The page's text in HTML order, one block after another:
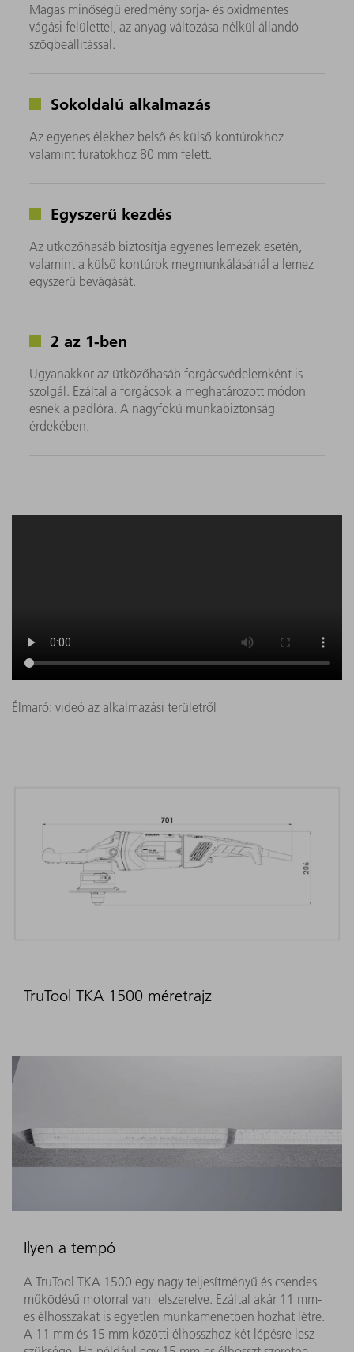
Magas minőségű eredmény sorja- és oxidmentes
vágási felülettel, az anyag változása nélkül állandó
szögbeállítással.
Sokoldalú alkalmazás
Az egyenes élekhez belső és külső kontúrokhoz
valamint furatokhoz 80 mm felett.
Egyszerű kezdés
Az ütközőhasáb biztosítja egyenes lemezek esetén,
valamint a külső kontúrok megmunkálásánál a lemez
egyszerű bevágását.
2 az 1-ben
Ugyanakkor az ütközőhasáb forgácsvédelemként is
szolgál. Ezáltal a forgácsok a meghatározott módon
esnek a padlóra. A nagyfokú munkabiztonság
érdekében.
Élmaró: videó az alkalmazási területről
TruTool TKA 1500 méretrajz
Ilyen a tempó
A TruTool TKA 1500 egy nagy teljesítményű és csendes
működésű motorral van felszerelve. Ezáltal akár 11 mm-
es élhosszakat is egyetlen munkamenetben hozhat létre.
A 11 mm és 15 mm közötti élhosszhoz két lépésre lesz